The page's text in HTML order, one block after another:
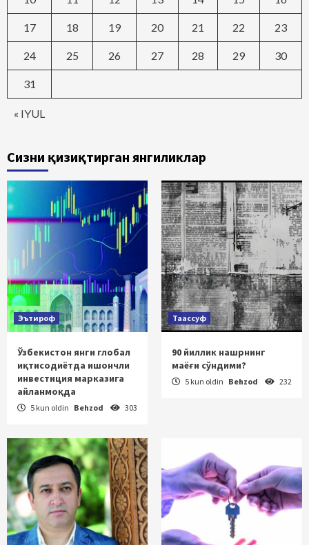
« IYUL
17 18 19 20 21 22 23
24 25 26 27 28 29 30
31
Сизни қизиқтирган янгиликлар
Эътироф
Ўзбекистон янги глобал
иқтисодиётда ишончли
инвестиция марказига
айланмоқда
5 kun oldin Behzod 303
Таассуф
90 йиллик нашрнинг
маёғи сўндими?
5 kun oldin Behzod 232